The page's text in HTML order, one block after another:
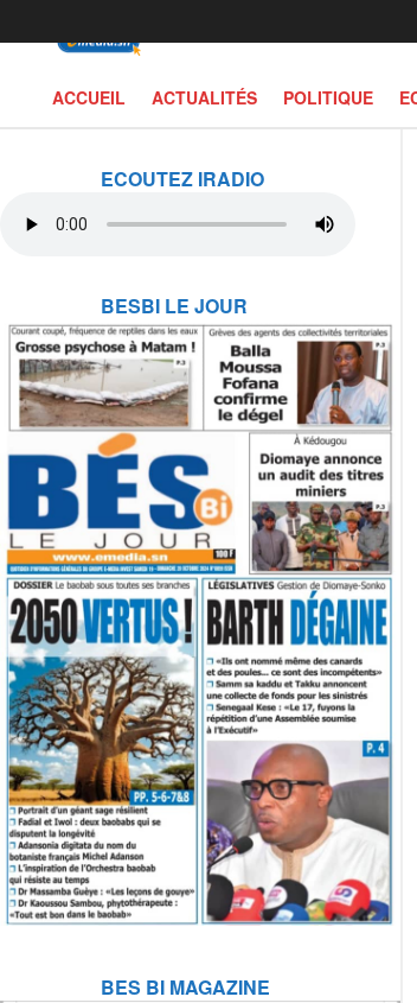
ECOUTEZ IRADIO
BESBI LE JOUR
BES BI MAGAZINE
ACCUEIL ACTUALITÉS POLITIQUE